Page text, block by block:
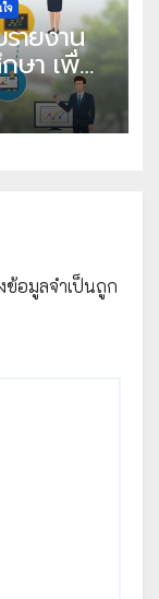
จ
ายงาน
ษา เพื่อ
ข้อมูลจำเป็นถูก